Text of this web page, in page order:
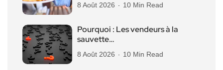
8 Août 2026 10 Min Read
Pourquoi : Les vendeurs à la
sauvette…
8 Août 2026 10 Min Read